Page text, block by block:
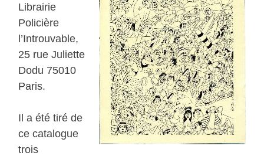
Librairie
Policière
l’Introuvable,
25 rue Juliette
Dodu 75010
Paris.
Il a été tiré de
ce catalogue
trois